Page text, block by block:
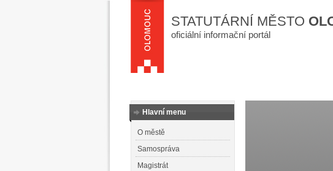
STATUTÁRNÍ MĚSTO
oficiální informační portál
Hlavní menu
O městě
Samospráva
Magistrát